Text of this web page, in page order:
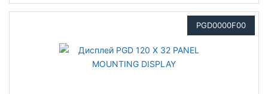
PGD0000F00